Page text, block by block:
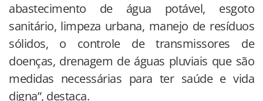
abastecimento de água potável, esgoto
sanitário, limpeza urbana, manejo de resíduos
sólidos, o controle de transmissores de
doenças, drenagem de águas pluviais que são
medidas necessárias para ter saúde e vida
digna”, destaca.